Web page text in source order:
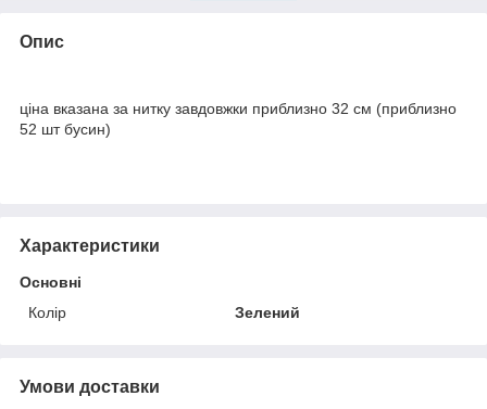
Опис
ціна вказана за нитку завдовжки приблизно 32 см (приблизно
52 шт бусин)
Характеристики
Основні
Колір
Зелений
Умови доставки